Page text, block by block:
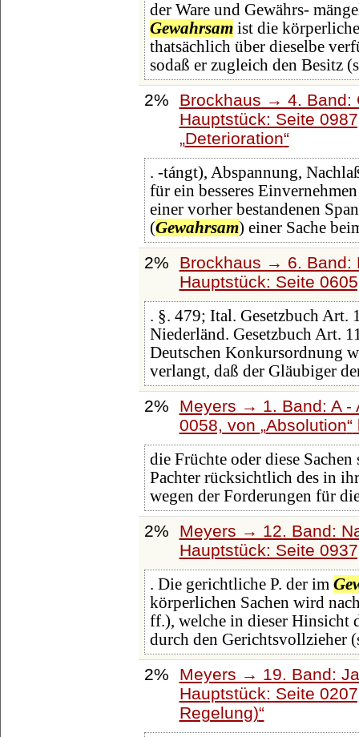
der Ware und Gewährs-
Gewahrsamist die körperliche
thatsächlich über dieselbe
sodaß er zugleich den Besitz (s
2%
Brockhaus → 4. Band:
Hauptstück: Seite
Deterioration
. -tángt), Abspannung,
für ein besseres
einer vorher bestandenen
(Gewahrsam) einer Sache
2%
Brockhaus → 6. Band:
Hauptstück: Seite
. §. 479; Ital. Gesetzbuch Art.
Niederländ. Gesetzbuch Art.
Deutschen Konkursordnung
verlangt, daß der Gläubiger
2%
Meyers → 1. Band: A -
0058, von Absolution
die Früchte oder diese
Pachter rücksichtlich des in
wegen der Forderungen für
2%
Meyers → 12. Band:
Hauptstück: Seite
. Die gerichtliche P. der im
körperlichen Sachen wird
ff.), welche in dieser Hinsicht
durch den Gerichtsvollzieher
2%
Meyers → 19. Band:
Hauptstück: Seite
Regelung)